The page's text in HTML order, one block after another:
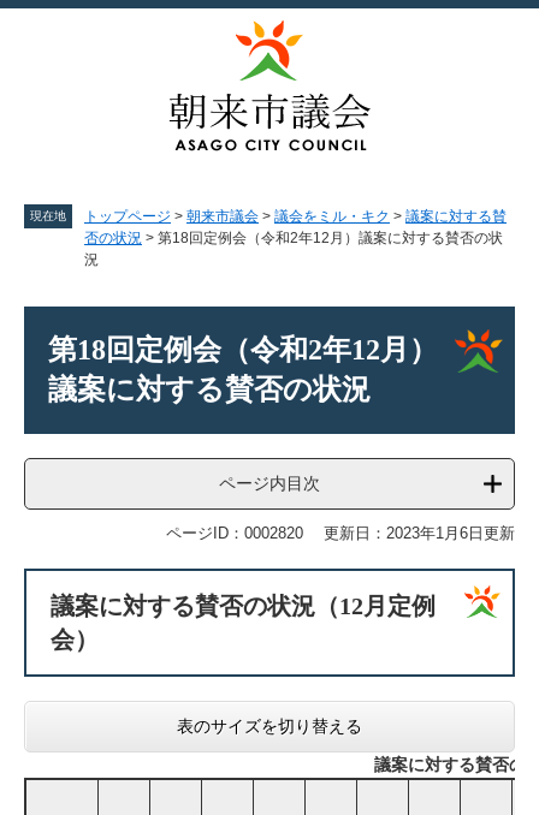
ペ
メ
現在地 トップページ > 朝来市議会 > 議会をミル・キク > 議案に対する賛
否の状況 > 第18回定例会（令和2年12月）議案に対する賛否の状
況
第18回定例会（令和2年12月）
議案に対する賛否の状況
ページ内目次
ページID：0002820 更新日：2023年1月6日更新
議案に対する賛否の状況（12月定例
会）
表のサイズを切り替える
議案に対する賛否の